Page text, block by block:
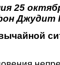
25
Джудит